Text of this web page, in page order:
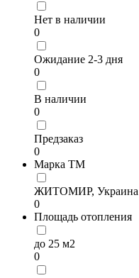
Нет в наличии
0
Ожидание 2-3 дня
0
В наличии
0
Предзаказ
0
Марка ТМ
ЖИТОМИР, Украина
0
Площадь отопления
до 25 м2
0